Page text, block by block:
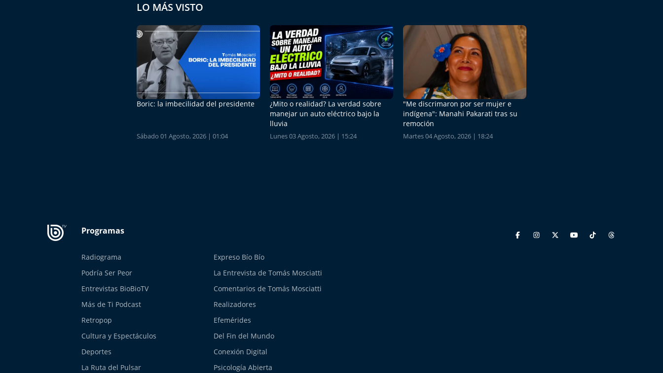
LO MÁS VISTO
Boric: la imbecilidad del presidente
Sábado 01 Agosto, 2026 | 01:04
¿Mito o realidad? La verdad sobre
manejar un auto eléctrico bajo la
lluvia
Lunes 03 Agosto, 2026 | 15:24
"Me discrimaron por ser mujer e
indígena": Manahi Pakarati tras su
remoción
Martes 04 Agosto, 2026 | 18:24
Radiograma
Expreso Bío Bío
Podría Ser Peor
La Entrevista de Tomás Mosciatti
Entrevistas BioBioTV
Comentarios de Tomás Mosciatti
Más de Ti Podcast
Realizadores
Retropop
Efemérides
Cultura y Espectáculos
Del Fin del Mundo
Deportes
Conexión Digital
La Ruta del Pulsar
Psicología Abierta